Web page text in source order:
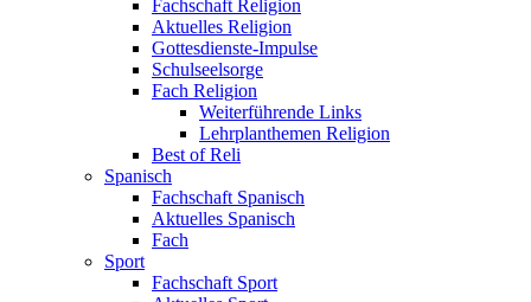
Fachschaft Religion
Aktuelles Religion
Gottesdienste-Impulse
Schulseelsorge
Fach Religion
Weiterführende Links
Lehrplanthemen Religion
Best of Reli
Spanisch
Fachschaft Spanisch
Aktuelles Spanisch
Fach
Sport
Fachschaft Sport